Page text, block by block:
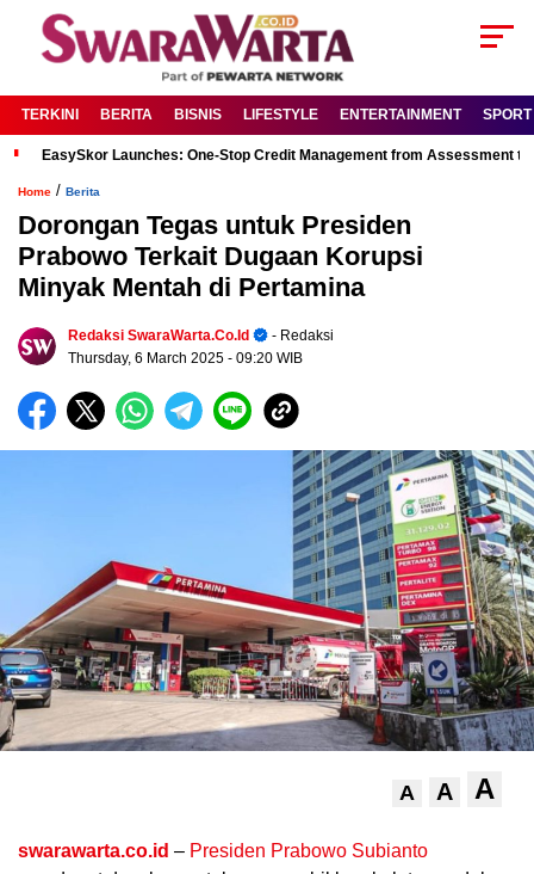
TERKINI BERITA BISNIS LIFESTYLE ENTERTAINMENT SPORT
EasySkor Launches: One-Stop Credit Management from Assessment
Home / Berita
Dorongan Tegas untuk Presiden
Prabowo Terkait Dugaan Korupsi
Minyak Mentah di Pertamina
Redaksi SwaraWarta.co.id
- Redaksi
Thursday, 6 March 2025 - 09:20 WIB
A A A
swarawarta.co.id – Presiden Prabowo Subianto